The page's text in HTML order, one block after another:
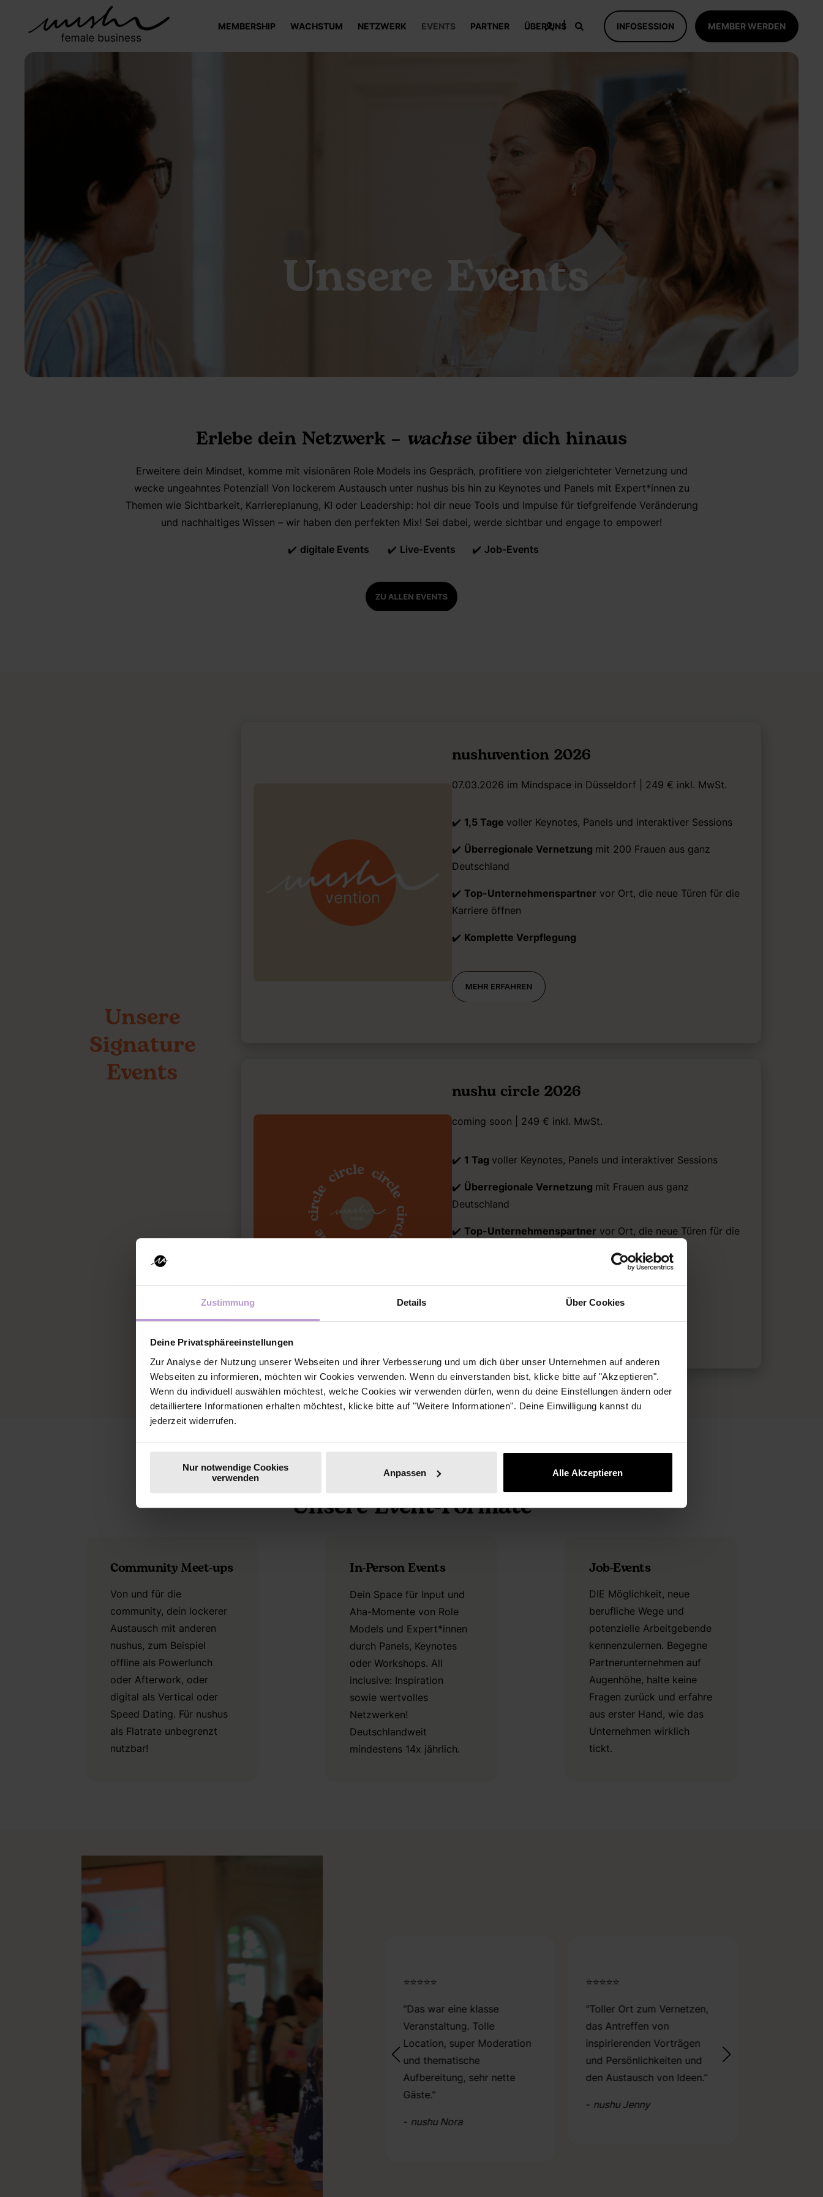
Zustimmung Details Über Cookies
Deine Privatsphäreeinstellungen
Zur Analyse der Nutzung unserer Webseiten und ihrer Verbesserung und um dich über unser Unternehmen auf anderen
Webseiten zu informieren, möchten wir Cookies verwenden. Wenn du einverstanden bist, klicke bitte auf "Akzeptieren".
Wenn du individuell auswählen möchtest, welche Cookies wir verwenden dürfen, wenn du deine Einstellungen ändern oder
detailliertere Informationen erhalten möchtest, klicke bitte auf "Weitere Informationen". Deine Einwilligung kannst du
jederzeit widerrufen.
Nur notwendige Cookies
verwenden
Anpassen Alle Akzeptieren
MEMBERSHIP WACHSTUM NETZWERK EVENTS PARTNER ÜBER UNS INFOSESSION MEMBER WERDEN
Unsere Events
Erlebe dein Netzwerk – wachseüber dich hinaus
Erweitere dein Mindset, komme mit visionären Role Models ins Gespräch, profitiere von zielgerichteter Vernetzung und
wecke ungeahntes Potenzial! Von lockerem Austausch unter nushus bis hin zu Keynotes und Panels mit Expert*innen zu
Themen wie Sichtbarkeit, Karriereplanung, KI oder Leadership: hol dir neue Tools und Impulse für tiefgreifende Veränderung
und nachhaltiges Wissen – wir haben den perfekten Mix! Sei dabei, werde sichtbar und engage to empower!
✔️ digitale Events ✔️ Live-Events ✔️ Job-Events
Unsere
Signature
Events
nushuvention 2026
07.03.2026 im Mindspace in Düsseldorf | 249 € inkl. MwSt.
✔️ 1,5 Tage voller Keynotes, Panels und interaktiver Sessions
✔️ Überregionale Vernetzung mit 200 Frauen aus ganz
Deutschland
✔️ Top-Unternehmenspartner vor Ort, die neue Türen für die
Karriere öffnen
✔️ Komplette Verpflegung
nushu circle 2026
coming soon | 249 € inkl. MwSt.
✔️ 1 Tag voller Keynotes, Panels und interaktiver Sessions
✔️ Überregionale Vernetzung mit Frauen aus ganz
Deutschland
✔️ Top-Unternehmenspartner vor Ort, die neue Türen für die
COMING SOON!
Unsere Event-Formate
Community Meet-ups
Von und für die
community, dein lockerer
Austausch mit anderen
nushus, zum Beispiel
offline als Powerlunch
oder Afterwork, oder
digital als Vertical oder
Speed Dating. Für nushus
als Flatrate unbegrenzt
nutzbar!
In-Person Events
Dein Space für Input und
Aha-Momente von Role
Models und Expert*innen
durch Panels, Keynotes
oder Workshops. All
inclusive: Inspiration
sowie wertvolles
Netzwerken!
Deutschlandweit
mindestens 14x jährlich.
Job-Events
DIE Möglichkeit, neue
berufliche Wege und
potenzielle Arbeitgebende
kennenzulernen. Begegne
Partnerunternehmen auf
Augenhöhe, halte keine
Fragen zurück und erfahre
aus erster Hand, wie das
Unternehmen wirklich
tickt.
Veranstaltungen und dass
ihr den Raum geschaffen
habt, für eine tolle,
⭐⭐⭐⭐⭐
"Ich bin noch ganz neu bei
nushu female business und
freue mich immer noch über
die Themenvielfalt!"
nushu Caroline
⭐⭐⭐⭐⭐
“Das war eine klasse
Veranstaltung. Tolle
Location, super Moderation
und thematische
Aufbereitung, sehr nette
Gäste.”
- nushu Nora
⭐⭐⭐⭐⭐
"Toller Ort zum Vernetzen,
das Antreffen von
inspirierenden Vorträgen
und Persönlichkeiten und
den Austausch von Ideen.”
- nushu Jenny